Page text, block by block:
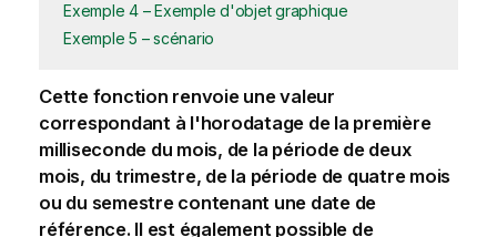
Exemple 4 – Exemple d'objet graphique
Exemple 5 – scénario
Cette fonction renvoie une valeur
correspondant à l'horodatage de la première
milliseconde du mois, de la période de deux
mois, du trimestre, de la période de quatre mois
ou du semestre contenant une date de
référence. Il est également possible de